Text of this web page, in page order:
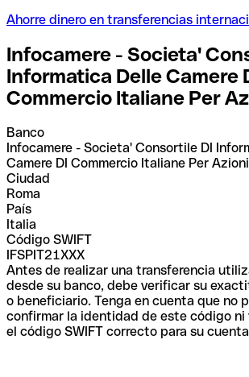
Ahorre dinero en transferencias
Infocamere - Societa'
Informatica Delle Camere
Commercio Italiane Per
Banco
Infocamere - Societa' Consortile DI
Camere DI Commercio Italiane Per Azioni
Ciudad
Roma
País
Italia
Código SWIFT
IFSPIT21XXX
Antes de realizar una transferencia
desde su banco, debe verificar su
o beneficiario. Tenga en cuenta que no
confirmar la identidad de este código ni
el código SWIFT correcto para su